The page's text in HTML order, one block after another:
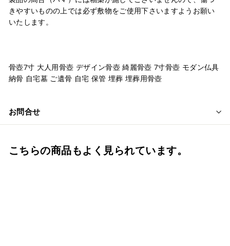
きやすいものの上では必ず敷物をご使用下さいますようお願い
いたします。
骨壺7寸 大人用骨壺 デザイン骨壺 綺麗骨壺 7寸骨壺 モダン仏具
納骨 自宅墓 ご遺骨 自宅 保管 埋葬 埋葬用骨壺
お問合せ
こちらの商品もよく見られています。